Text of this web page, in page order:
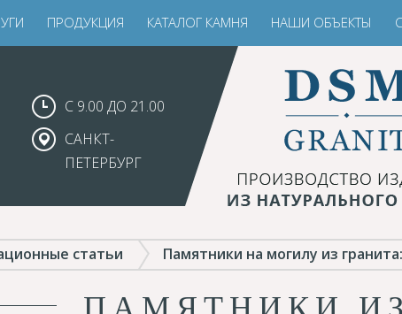
ПРОДУКЦИЯ КАТАЛОГ КАМНЯ НАШИ ОБЪЕКТЫ
С 9.00 ДО 21.00
САНКТ-
ПЕТЕРБУРГ
статьи Памятники на могилу из